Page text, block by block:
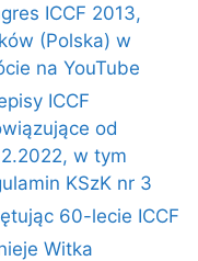
ICCF 2013,
(Polska) w
na YouTube
ICCF
od
w tym
KSzK nr 3
60-lecie ICCF
Witka